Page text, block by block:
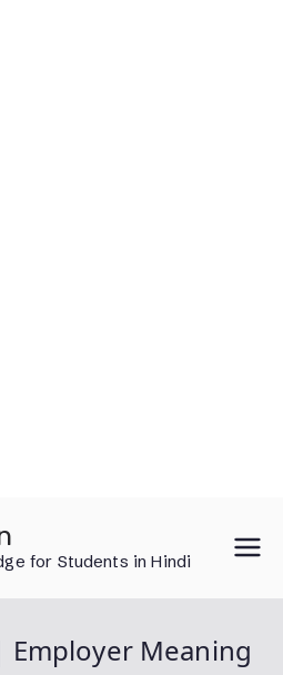
for Students in Hindi
| Employer Meaning